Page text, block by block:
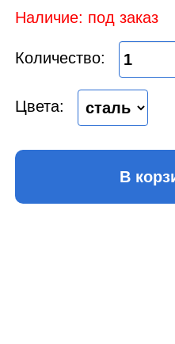
Наличие: под заказ
Количество:
Цвета:
В